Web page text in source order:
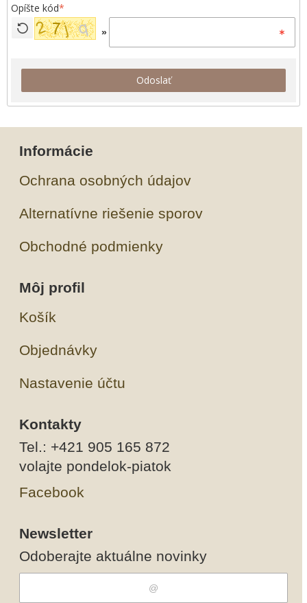
Opíšte kód*
»
Odoslať
Informácie
Ochrana osobných údajov
Alternatívne riešenie sporov
Obchodné podmienky
Môj profil
Košík
Objednávky
Nastavenie účtu
Kontakty
Tel.: +421 905 165 872
volajte pondelok-piatok
Facebook
Newsletter
Odoberajte aktuálne novinky